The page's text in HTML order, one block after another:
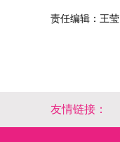
责任编辑：王莹
友情链接：